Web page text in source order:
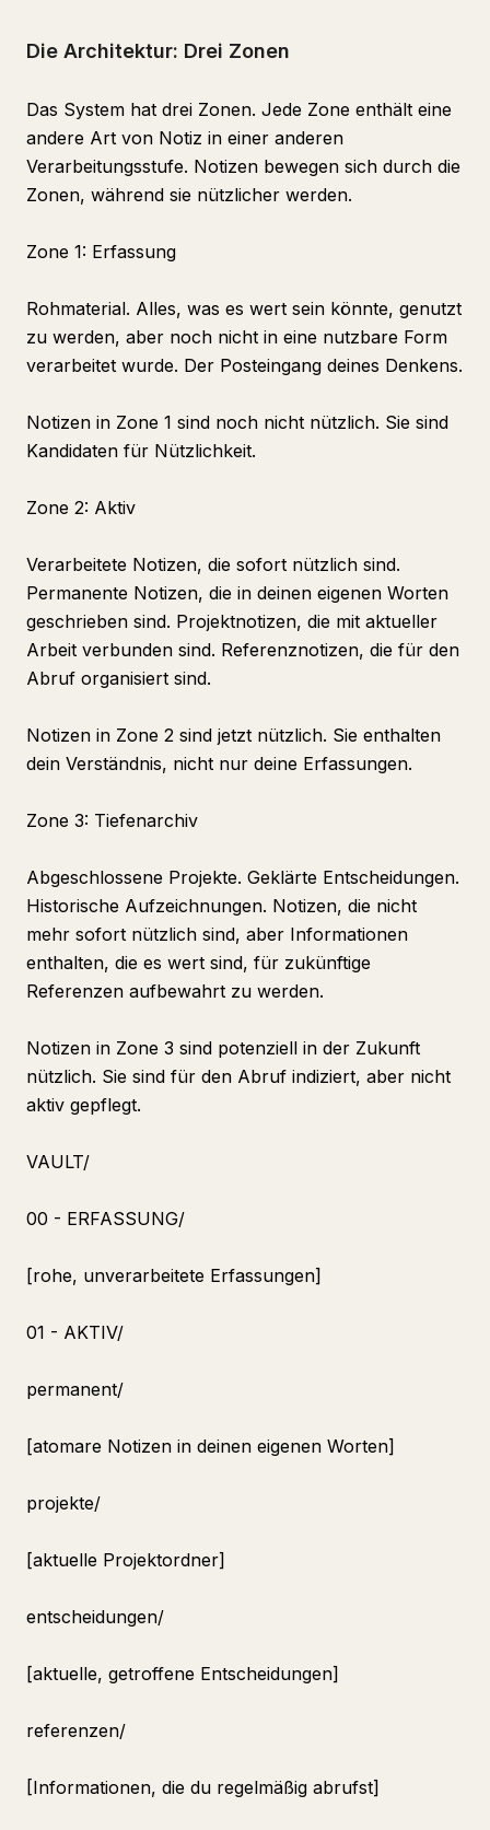
Die Architektur: Drei Zonen
Das System hat drei Zonen. Jede Zone enthält eine
andere Art von Notiz in einer anderen
Verarbeitungsstufe. Notizen bewegen sich durch die
Zonen, während sie nützlicher werden.
Zone 1: Erfassung
Rohmaterial. Alles, was es wert sein könnte, genutzt
zu werden, aber noch nicht in eine nutzbare Form
verarbeitet wurde. Der Posteingang deines Denkens.
Notizen in Zone 1 sind noch nicht nützlich. Sie sind
Kandidaten für Nützlichkeit.
Zone 2: Aktiv
Verarbeitete Notizen, die sofort nützlich sind.
Permanente Notizen, die in deinen eigenen Worten
geschrieben sind. Projektnotizen, die mit aktueller
Arbeit verbunden sind. Referenznotizen, die für den
Abruf organisiert sind.
Notizen in Zone 2 sind jetzt nützlich. Sie enthalten
dein Verständnis, nicht nur deine Erfassungen.
Zone 3: Tiefenarchiv
Abgeschlossene Projekte. Geklärte Entscheidungen.
Historische Aufzeichnungen. Notizen, die nicht
mehr sofort nützlich sind, aber Informationen
enthalten, die es wert sind, für zukünftige
Referenzen aufbewahrt zu werden.
Notizen in Zone 3 sind potenziell in der Zukunft
nützlich. Sie sind für den Abruf indiziert, aber nicht
aktiv gepflegt.
VAULT/
00 - ERFASSUNG/
[rohe, unverarbeitete Erfassungen]
01 - AKTIV/
permanent/
[atomare Notizen in deinen eigenen Worten]
projekte/
[aktuelle Projektordner]
entscheidungen/
[aktuelle, getroffene Entscheidungen]
referenzen/
[Informationen, die du regelmäßig abrufst]